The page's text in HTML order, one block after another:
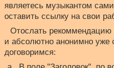
являетесь музыкантом
оставить ссылку на свои
Отослать
и абсолютно анонимно уже
договоримся: